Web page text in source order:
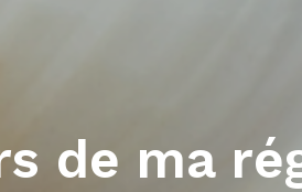
de ma